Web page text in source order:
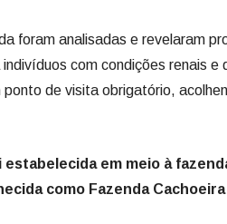
foram analisadas e revelaram
com condições renais e
de visita obrigatório,
em meio à
como Fazenda Cachoeira